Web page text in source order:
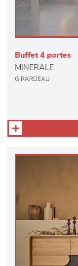
Buffet 4 portes
MINERALE
GIRARDEAU